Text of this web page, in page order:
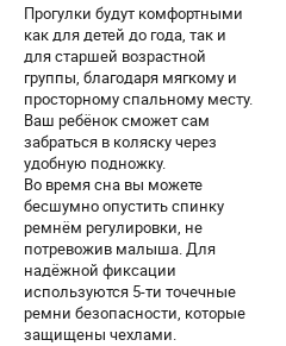
Прогулки будут комфортными
как для детей до года, так и
для старшей возрастной
группы, благодаря мягкому и
просторному спальному месту.
Ваш ребёнок сможет сам
забраться в коляску через
удобную подножку.
Во время сна вы можете
бесшумно опустить спинку
ремнём регулировки, не
потревожив малыша. Для
надёжной фиксации
используются 5-ти точечные
ремни безопасности, которые
защищены чехлами.